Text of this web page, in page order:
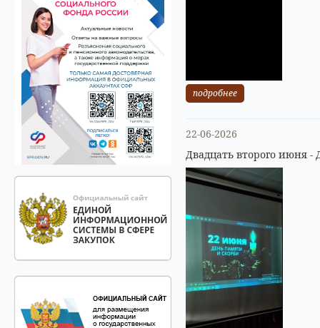
подробнее
22-06-2026
Двадцать второго июня -